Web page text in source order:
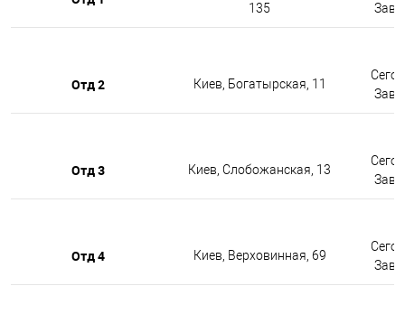
135
Отд 2 Киев, Богатырская, 11
Отд 3 Киев, Слобожанская, 13
Отд 4 Киев, Верховинная, 69